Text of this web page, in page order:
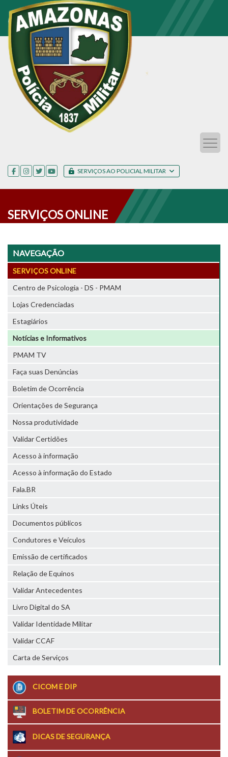
SERVIÇOS AO POLICIAL MILITAR
SERVIÇOS ONLINE
NAVEGAÇÃO
SERVIÇOS ONLINE
Centro de Psicologia - DS - PMAM
Lojas Credenciadas
Estagiários
Notícias e Informativos
PMAM TV
Faça suas Denúncias
Boletim de Ocorrência
Orientações de Segurança
Nossa produtividade
Validar Certidões
Acesso à informação
Acesso à informação do Estado
Fala.BR
Links Úteis
Documentos públicos
Condutores e Veículos
Emissão de certificados
Relação de Equinos
Validar Antecedentes
Livro Digital do SA
Validar Identidade Militar
Validar CCAF
Carta de Serviços
CICOM E DIP
BOLETIM DE OCORRÊNCIA
DICAS DE SEGURANÇA